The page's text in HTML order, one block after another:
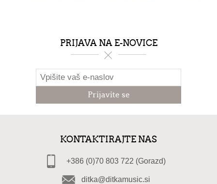
PRIJAVA NA E-NOVICE
KONTAKTIRAJTE NAS
+386 (0)70 803 722 (Gorazd)
ditka@ditkamusic.si